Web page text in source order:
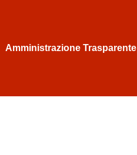
Amministrazione Trasparente